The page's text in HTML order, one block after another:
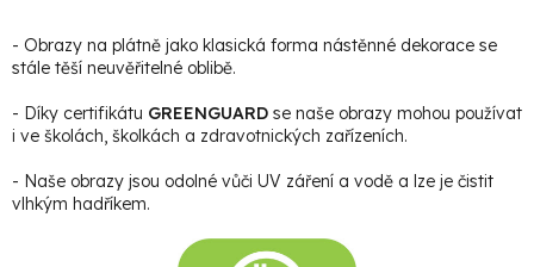
- Obrazy na plátně jako klasická forma nástěnné dekorace se
stále těší neuvěřitelné oblibě.
- Díky certifikátu GREENGUARD se naše obrazy mohou používat
i ve školách, školkách a zdravotnických zařízeních.
- Naše obrazy jsou odolné vůči UV záření a vodě a lze je čistit
vlhkým hadříkem.